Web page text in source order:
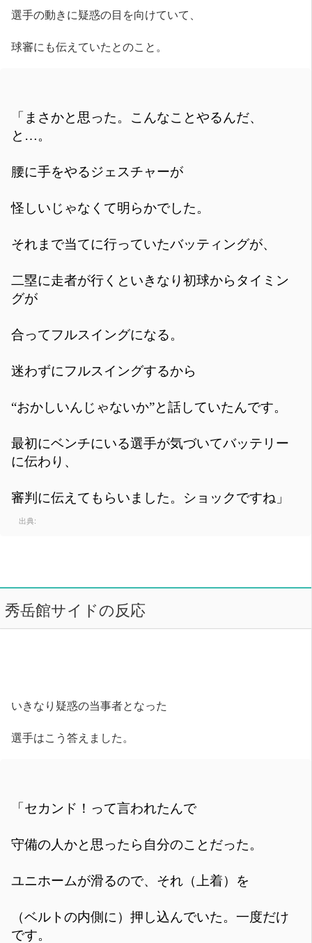
選手の動きに疑惑の目を向けていて、
球審にも伝えていたとのこと。
「まさかと思った。こんなことやるんだ、
と…。
腰に手をやるジェスチャーが
怪しいじゃなくて明らかでした。
それまで当てに行っていたバッティングが、
二塁に走者が行くといきなり初球からタイミン
グが
合ってフルスイングになる。
迷わずにフルスイングするから
“おかしいんじゃないか”と話していたんです。
最初にベンチにいる選手が気づいてバッテリー
に伝わり、
審判に伝えてもらいました。ショックですね」
出典:
秀岳館サイドの反応
いきなり疑惑の当事者となった
選手はこう答えました。
「セカンド！って言われたんで
守備の人かと思ったら自分のことだった。
ユニホームが滑るので、それ（上着）を
（ベルトの内側に）押し込んでいた。一度だけ
です。